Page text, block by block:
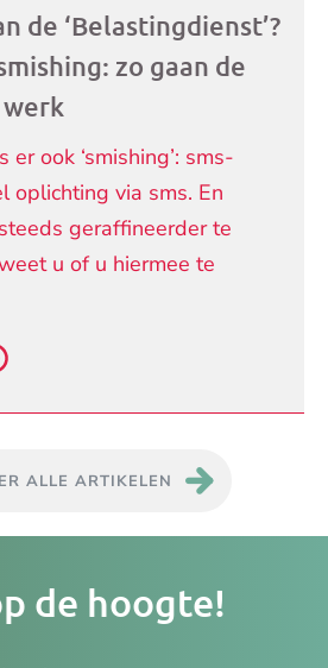
de ‘Belastingdienst’?
zo gaan de
ook ‘smishing’: sms-
oplichting via sms. En
geraffineerder te
u of u hiermee te
ALLE ARTIKELEN
de hoogte!